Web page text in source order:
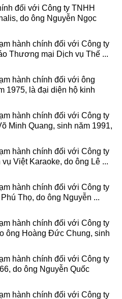
đối với Công ty TNHH
do ông Nguyễn Ngọc
hành chính đối với Công ty
Thương mại Dịch vụ Thế ...
hành chính đối với ông
1975, là đại diện hộ kinh
hành chính đối với Công ty
Minh Quang, sinh năm 1991,
hành chính đối với Công ty
Việt Karaoke, do ông Lê ...
hành chính đối với Công ty
Thọ, do ông Nguyễn ...
hành chính đối với Công ty
ông Hoàng Đức Chung, sinh
hành chính đối với Công ty
do ông Nguyễn Quốc
hành chính đối với Công ty